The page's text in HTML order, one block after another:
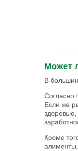
Может
В
Согласно
Если же
Кроме
алименты,